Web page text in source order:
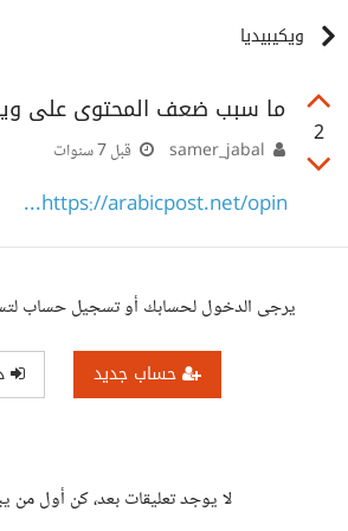
ويكيبيديا
2
ما سبب ضعف المحتوى على
قبل 7 سنوات
https://arabicpost.net/opin...
يرجى الدخول لحسابك أو تسجيل حساب
حساب جديد
لا يوجد تعليقات بعد، كن أول من